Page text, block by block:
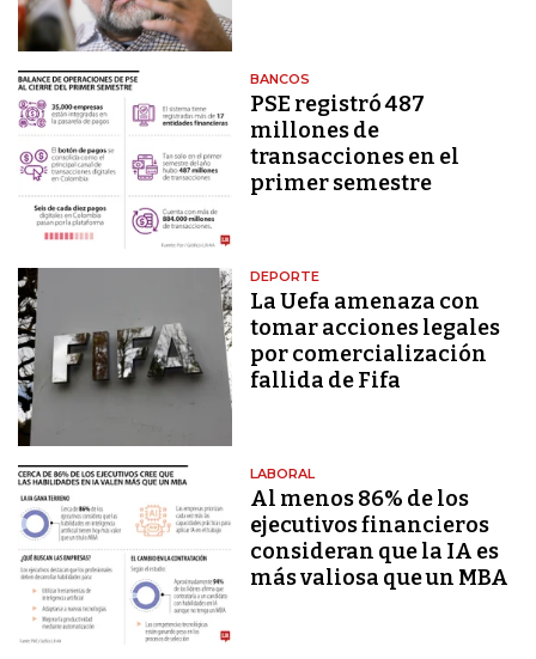
BANCOS
PSE registró 487
millones de
transacciones en el
primer semestre
DEPORTE
La Uefa amenaza con
tomar acciones legales
por comercialización
fallida de Fifa
LABORAL
Al menos 86% de los
ejecutivos financieros
consideran que la IA es
más valiosa que un MBA